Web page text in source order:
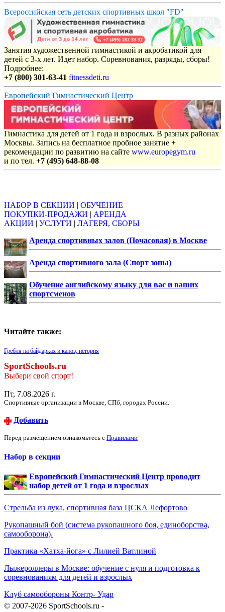
Всероссийская сеть детских спортивных школ "FD"
Занятия художественной гимнастикой и акробатикой для
детей с 3-х лет. Идет набор. Соревнования, разряды, сборы!
Подробнее:
+7 (800) 301-63-41 fitnessdeti.ru
Европейский Гимнастический Центр
Гимнастика для детей от 1 года и взрослых. В разных районах
Москвы. Запись на бесплатное пробное занятие +
рекомендации по развитию на сайте www.europegym.ru
и по тел. +7 (495) 648-88-08
НАБОР В СЕКЦИИ | ОБУЧЕНИЕ
ПОКУПКИ-ПРОДАЖИ | АРЕНДА
АКЦИИ | УСЛУГИ | ЛАГЕРЯ, СБОРЫ
Аренда спортивных залов (Почасовая) в Москве
Аренда спортивного зала (Спорт зоны)
Обучение английскому языку для вас и ваших
спортсменов
Читайте также:
Гребля на байдарках и каноэ, история
SportSchools.ru
Выбери свой спорт!
Пт, 7.08.2026 г.
Спортивные организации в Москве, СПб, городах России.
Добавить
Перед размещением ознакомьтесь с Правилами
Набор в секции
Европейский Гимнастический Центр проводит
набор детей от 1 года и взрослых
Стрельба из лука, спортивная база ЦСКА Лефортово
Рукопашный бой (система рукопашного боя, единоборства,
самооборона).
Практика «Хатха-йога» с Лилией Ватлиной
Лыжероллеры в Москве: обучение с нуля и подготовка к
соревнованиям для детей и взрослых
Клуб самообороны Контр- Удар
© 2007-2026 SportSchools.ru -